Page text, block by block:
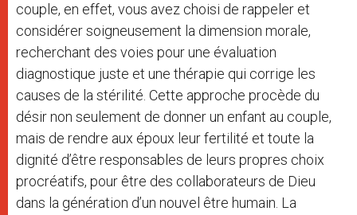
couple, en effet, vous avez choisi de rappeler et
considérer soigneusement la dimension morale,
recherchant des voies pour une évaluation
diagnostique juste et une thérapie qui corrige les
causes de la stérilité. Cette approche procède du
désir non seulement de donner un enfant au couple,
mais de rendre aux époux leur fertilité et toute la
dignité d’être responsables de leurs propres choix
procréatifs, pour être des collaborateurs de Dieu
dans la génération d’un nouvel être humain. La